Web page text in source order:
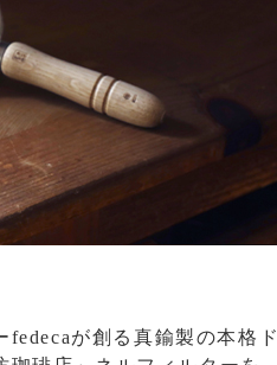
が創る真鍮製の本格ド